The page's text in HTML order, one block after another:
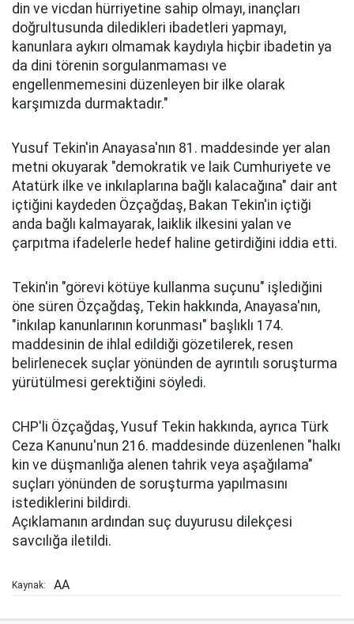
din ve vicdan hürriyetine sahip olmayı, inançları
doğrultusunda diledikleri ibadetleri yapmayı,
kanunlara aykırı olmamak kaydıyla hiçbir ibadetin ya
da dini törenin sorgulanmaması ve
engellenmemesini düzenleyen bir ilke olarak
karşımızda durmaktadır."
Yusuf Tekin'in Anayasa'nın 81. maddesinde yer alan
metni okuyarak "demokratik ve laik Cumhuriyete ve
Atatürk ilke ve inkılaplarına bağlı kalacağına" dair ant
içtiğini kaydeden Özçağdaş, Bakan Tekin'in içtiği
anda bağlı kalmayarak, laiklik ilkesini yalan ve
çarpıtma ifadelerle hedef haline getirdiğini iddia etti.
Tekin'in "görevi kötüye kullanma suçunu" işlediğini
öne süren Özçağdaş, Tekin hakkında, Anayasa'nın,
"inkılap kanunlarının korunması" başlıklı 174.
maddesinin de ihlal edildiği gözetilerek, resen
belirlenecek suçlar yönünden de ayrıntılı soruşturma
yürütülmesi gerektiğini söyledi.
CHP'li Özçağdaş, Yusuf Tekin hakkında, ayrıca Türk
Ceza Kanunu'nun 216. maddesinde düzenlenen "halkı
kin ve düşmanlığa alenen tahrik veya aşağılama"
suçları yönünden de soruşturma yapılmasını
istediklerini bildirdi.
Açıklamanın ardından suç duyurusu dilekçesi
savcılığa iletildi.
Kaynak: AA